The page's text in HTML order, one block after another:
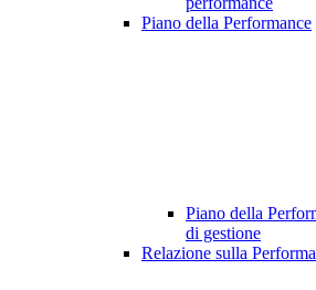
Piano della Performance
Piano della
di gestione
Relazione sulla